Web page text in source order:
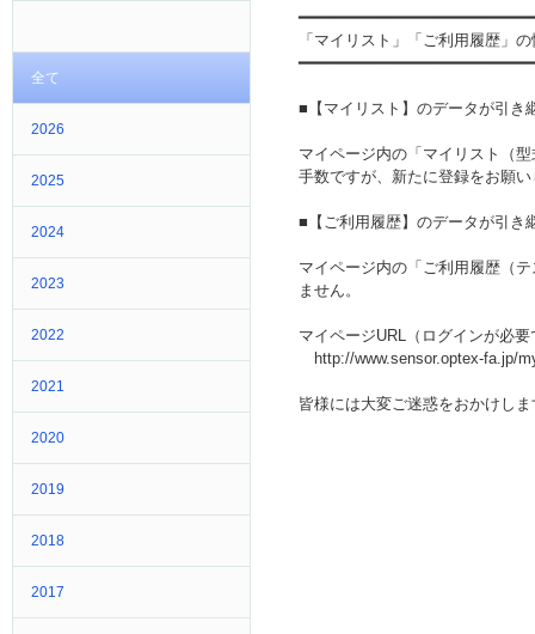
全て
2026
2025
2024
2023
2022
2021
2020
2019
2018
2017
「マイリスト」「ご利用履歴」
■【マイリスト】のデータが引き
マイページ内の「マイリスト（
手数ですが、新たに登録をお願
■【ご利用履歴】のデータが引き
マイページ内の「ご利用履歴（
ません。
マイページURL（ログインが必要
http://www.sensor.optex-fa.jp/
皆様には大変ご迷惑をおかけし